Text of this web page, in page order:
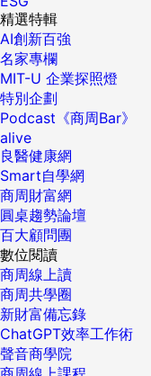
精選特輯
AI創新百強
名家專欄
MIT-U 企業探照燈
特別企劃
Podcast《商周Bar》
alive
良醫健康網
Smart自學網
商周財富網
圓桌趨勢論壇
百大顧問團
數位閱讀
商周線上讀
商周共學圈
新財富備忘錄
ChatGPT效率工作術
聲音商學院